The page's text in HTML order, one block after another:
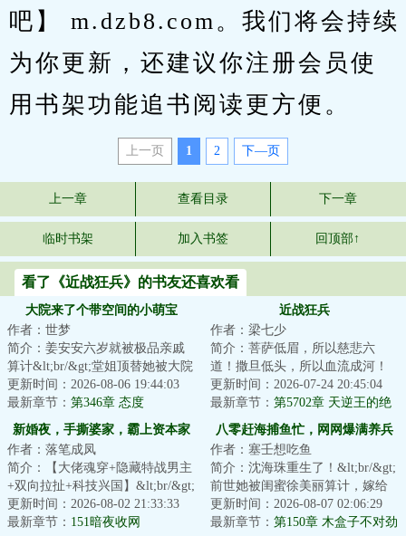
吧】 m.dzb8.com。我们将会持续
为你更新，还建议你注册会员使
用书架功能追书阅读更方便。
上一页 1 2 下—页
上一章 查看目录 下一章
临时书架 加入书签 回顶部↑
看了《近战狂兵》的书友还喜欢看
大院来了个带空间的小萌宝
作者：世梦
简介：姜安安六岁就被极品亲戚
算计&lt;br/&gt;堂姐顶替她被大院
军官收养，三姑把她给痴傻继子
当童养媳。&...
更新时间：2026-08-06 19:44:03
最新章节： 第346章 态度
近战狂兵
作者：梁七少
简介：菩萨低眉，所以慈悲六
道！撒旦低头，所以血流成河！
以撒旦之名，专职杀戮，他要当
最强的那个男人！...
更新时间：2026-07-24 20:45:04
最新章节： 第5702章 天逆王的绝
境！
新婚夜，手撕婆家，霸上资本家
大少
作者：落笔成凤
简介：【大佬魂穿+隐藏特战男主
+双向拉扯+科技兴国】&lt;br/&gt;
末世大佬魂穿成六十年代的小可
怜。&lt;br...
更新时间：2026-08-02 21:33:33
最新章节： 151暗夜收网
八零赶海捕鱼忙，网网爆满养兵
王
作者：塞壬想吃鱼
简介：沈海珠重生了！&lt;br/&gt;
前世她被闺蜜徐美丽算计，嫁给
了戴着老实人面具的徐俊生。
&lt;br/&gt;人...
更新时间：2026-08-07 02:06:29
最新章节： 第150章 木盒子不对劲